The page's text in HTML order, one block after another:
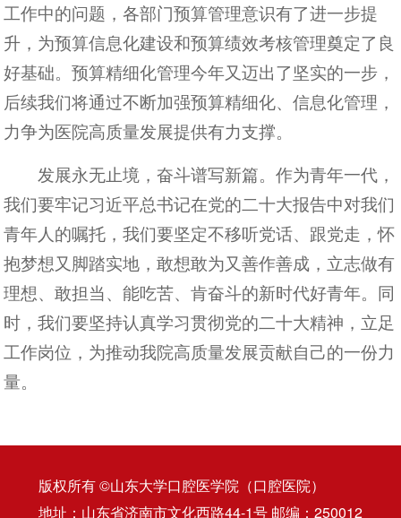
工作中的问题，各部门预算管理意识有了进一步提
升，为预算信息化建设和预算绩效考核管理奠定了良
好基础。预算精细化管理今年又迈出了坚实的一步，
后续我们将通过不断加强预算精细化、信息化管理，
力争为医院高质量发展提供有力支撑。
发展永无止境，奋斗谱写新篇。作为青年一代，
我们要牢记习近平总书记在党的二十大报告中对我们
青年人的嘱托，我们要坚定不移听党话、跟党走，怀
抱梦想又脚踏实地，敢想敢为又善作善成，立志做有
理想、敢担当、能吃苦、肯奋斗的新时代好青年。同
时，我们要坚持认真学习贯彻党的二十大精神，立足
工作岗位，为推动我院高质量发展贡献自己的一份力
量。
版权所有 ©山东大学口腔医学院（口腔医院）
地址：山东省济南市文化西路44-1号 邮编：250012